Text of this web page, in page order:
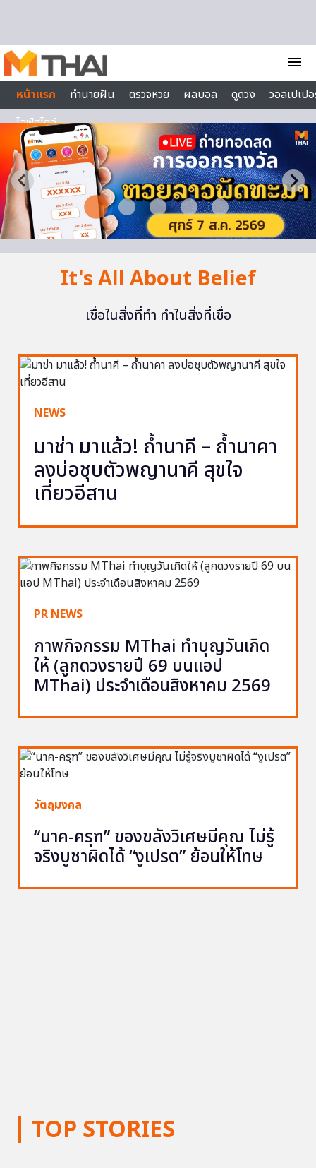
menu
หน้าแรก
ทำนายฝัน ตรวจหวย ผลบอล ดูดวง
วอลเปเป
ไลฟ์สไตล์
It's All About Belief
เชื่อในสิ่งที่ทำ ทำในสิ่งที่เชื่อ
TOP STORIES
NEWS
มาช่า มาแล้ว! ถ้ำนาคี – ถ้ำนาคา
ลงบ่อชุบตัวพญานาคี สุขใจ
เที่ยวอีสาน
PR NEWS
ภาพกิจกรรม MThai ทำบุญวันเกิด
ให้ (ลูกดวงรายปี 69 บนแอป
MThai) ประจำเดือนสิงหาคม 2569
วัตถุมงคล
“นาค-ครุฑ” ของขลังวิเศษมีคุณ ไม่รู้
จริงบูชาผิดได้ “งูเปรต” ย้อนให้โทษ